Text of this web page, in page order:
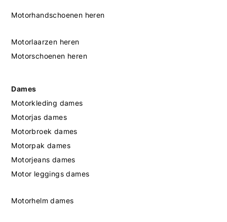
Motorhandschoenen heren
Motorlaarzen heren
Motorschoenen heren
Dames
Motorkleding dames
Motorjas dames
Motorbroek dames
Motorpak dames
Motorjeans dames
Motor leggings dames
Motorhelm dames